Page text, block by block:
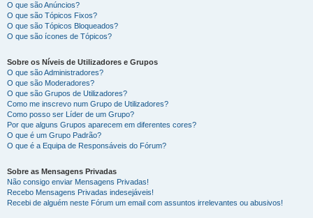
O que são Anúncios?
O que são Tópicos Fixos?
O que são Tópicos Bloqueados?
O que são ícones de Tópicos?
Sobre os Níveis de Utilizadores e Grupos
O que são Administradores?
O que são Moderadores?
O que são Grupos de Utilizadores?
Como me inscrevo num Grupo de Utilizadores?
Como posso ser Líder de um Grupo?
Por que alguns Grupos aparecem em diferentes cores?
O que é um Grupo Padrão?
O que é a Equipa de Responsáveis do Fórum?
Sobre as Mensagens Privadas
Não consigo enviar Mensagens Privadas!
Recebo Mensagens Privadas indesejáveis!
Recebi de alguém neste Fórum um email com assuntos irrelevantes ou abusivos!